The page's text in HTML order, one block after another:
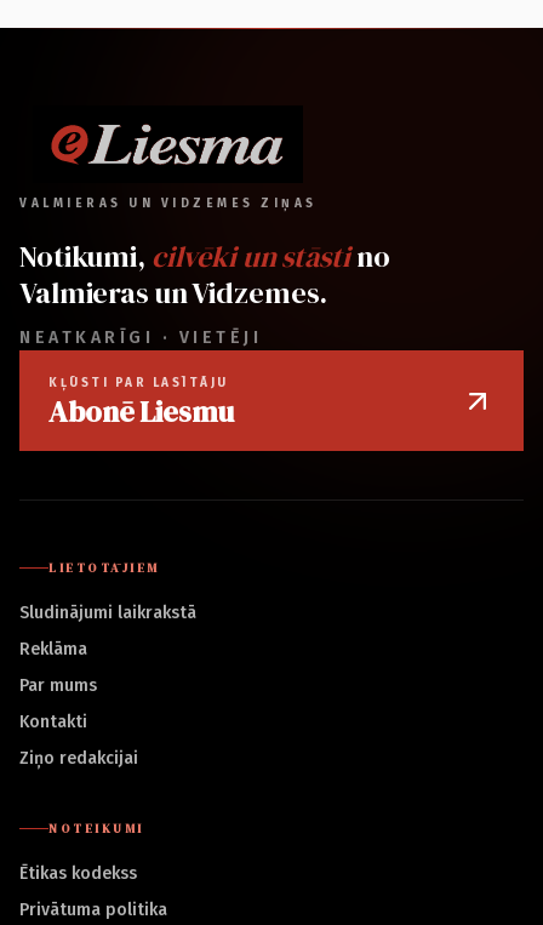
VALMIERAS UN VIDZEMES ZIŅAS
Notikumi, cilvēki un stāstino
Valmieras un Vidzemes.
NEATKARĪGI · VIETĒJI
KĻŪSTI PAR LASĪTĀJU
Abonē Liesmu
LIETOTĀJIEM
Sludinājumi laikrakstā
Reklāma
Par mums
Kontakti
Ziņo redakcijai
NOTEIKUMI
Ētikas kodekss
Privātuma politika